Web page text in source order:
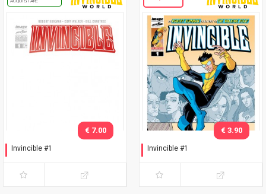
Invincible #1
Rosso
€ 7.00
Invincible #1
€ 3.90